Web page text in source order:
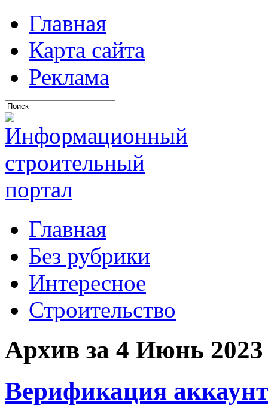
Главная
Карта сайта
Реклама
Главная
Без рубрики
Интересное
Строительство
Архив за 4 Июнь 2023
Верификация